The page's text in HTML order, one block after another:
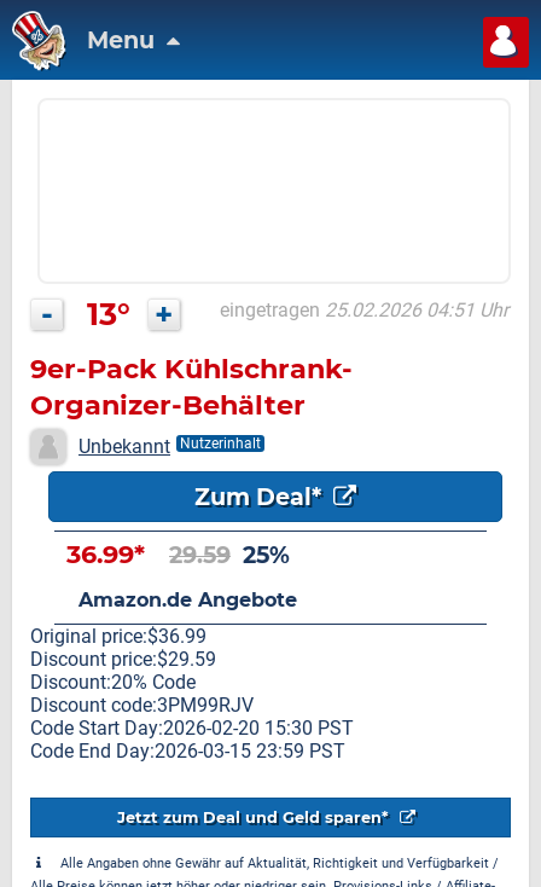
Menu
- 13° + eingetragen 25.02.2026 04:51 Uhr
9er-Pack Kühlschrank-
Organizer-Behälter
Unbekannt Nutzerinhalt
Zum Deal*
36.99* 29.59 25%
Amazon.de Angebote
Original price:$36.99
Discount price:$29.59
Discount:20% Code
Discount code:3PM99RJV
Code Start Day:2026-02-20 15:30 PST
Code End Day:2026-03-15 23:59 PST
Jetzt zum Deal und Geld sparen*
Alle Angaben ohne Gewähr auf Aktualität, Richtigkeit und Verfügbarkeit /